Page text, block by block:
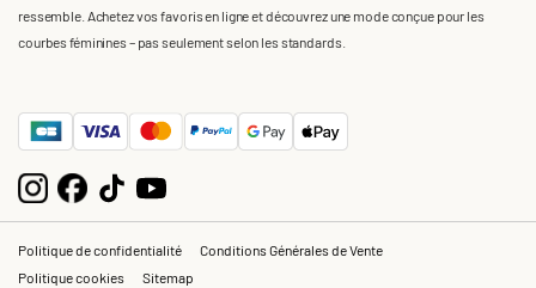
ressemble. Achetez vos favoris en ligne et découvrez une mode conçue pour les
courbes féminines – pas seulement selon les standards.
Politique de confidentialité
Conditions Générales de Vente
Politique cookies
Sitemap